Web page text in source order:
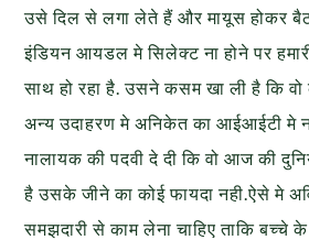
उसे दिल से लगा लेते हैं और मायूस होकर
इंडियन आयडल मे सिलेक्ट ना होने पर
साथ हो रहा है. उसने कसम खा ली है कि
अन्य उदाहरण मे अनिकेत का आईआईटी मे
नालायक की पदवी दे दी कि वो आज की
है उसके जीने का कोई फायदा नही.ऐसे मे
समझदारी से काम लेना चाहिए ताकि बच्चे